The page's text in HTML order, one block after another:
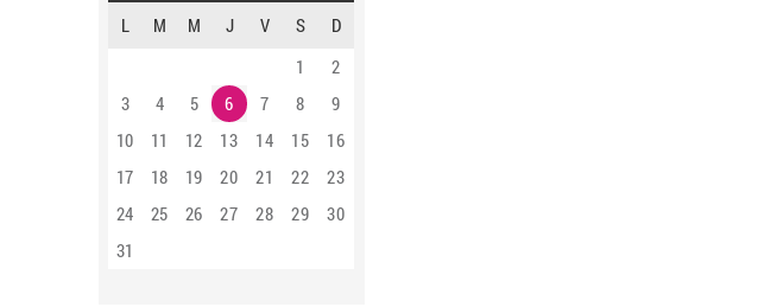
L M M J V S
D
1
2
3
4 5 6 7 8
9
10
11 12 13 14 15
16
17
18 19 20 21 22
23
24
25 26 27 28 29
30
31